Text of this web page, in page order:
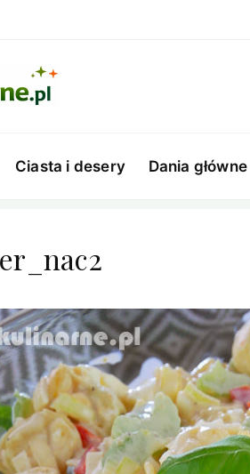
Ciasta i desery Dania główne